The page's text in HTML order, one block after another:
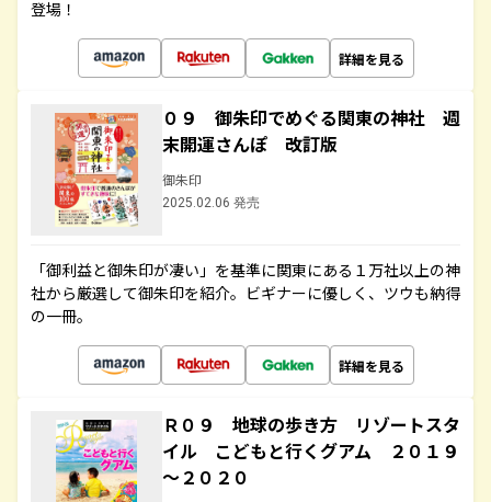
登場！
詳細を見る
０９ 御朱印でめぐる関東の神社 週
末開運さんぽ 改訂版
御朱印
2025.02.06 発売
「御利益と御朱印が凄い」を基準に関東にある１万社以上の神
社から厳選して御朱印を紹介。ビギナーに優しく、ツウも納得
の一冊。
詳細を見る
Ｒ０９ 地球の歩き方 リゾートスタ
イル こどもと行くグアム ２０１９
～２０２０